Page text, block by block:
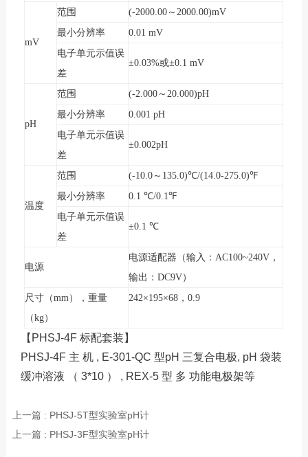
mV
范围 (-2000.00 ～2000.00)mV
最小分辨率
0.01 mV
电子单元示值误
差
±0.03%或±0.1 mV
pH
范围 (-2.000 ～20.000)pH
最小分辨率
0.001 pH
电子单元示值误
差
±0.002pH
温度
范围 (-10.0 ～ 135.0)℃/(14.0-275.0)℉
最小分辨率
0.1℃/0.1℉
电子单元示值误
差
±0.1℃
电源
电源适配器（输入：AC100~240V ，
输出：DC9V）
尺寸（mm），重量
（kg）
242×195×68 ，0.9
【 PHSJ-4F标配套装】
PHSJ-4F 主 机 , E-301-QC型pH 三复合电极, pH袋装
缓冲溶液 （3*10 ） , REX-5型 多 功能电极架等
上一篇 : PHSJ-5T型实验室pH计
上一篇 : PHSJ-3F型实验室pH计